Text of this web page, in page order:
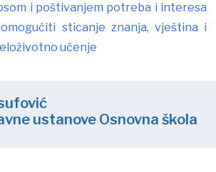
i poštivanjem potreba i interesa
sticanje znanja, vještina i
učenje
ustanove Osnovna škola